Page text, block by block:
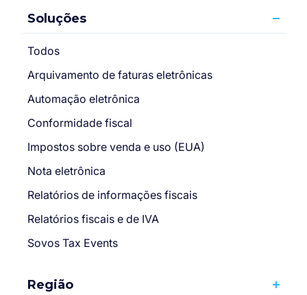
Soluções
Todos
Arquivamento de faturas eletrônicas
Automação eletrônica
Conformidade fiscal
Impostos sobre venda e uso (EUA)
Nota eletrônica
Relatórios de informações fiscais
Relatórios fiscais e de IVA
Sovos Tax Events
Região